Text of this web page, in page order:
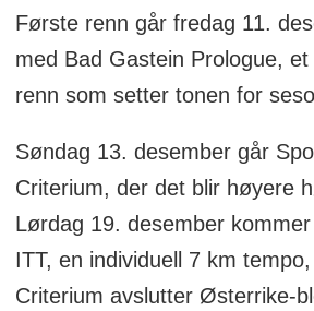
Første renn går fredag 11.
med Bad Gastein Prologue,
renn som setter tonen for
Søndag 13. desember går
Criterium, der det blir høyere
Lørdag 19. desember
ITT, en individuell 7 km
Criterium avslutter Østerrike-